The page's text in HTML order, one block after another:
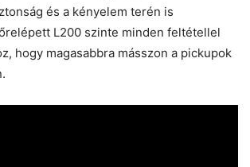
és a kényelem terén is
L200 szinte minden feltétellel
hogy magasabbra másszon a pickupok